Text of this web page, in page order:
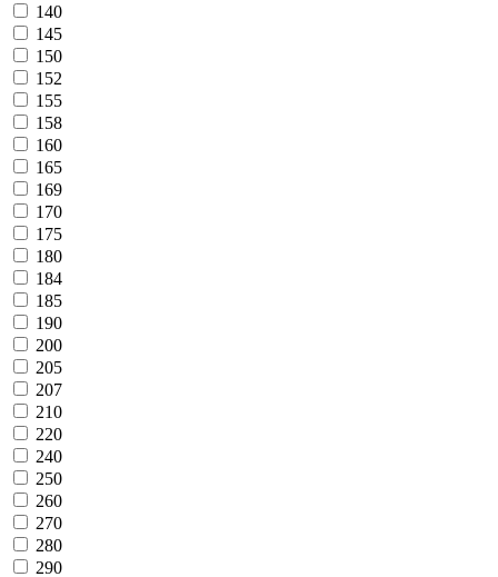
140
145
150
152
155
158
160
165
169
170
175
180
184
185
190
200
205
207
210
220
240
250
260
270
280
290